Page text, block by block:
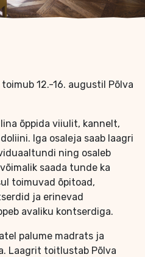
12.-16. augustil Põlva
õppida viiulit, kannelt,
Iga osaleja saab laagri
ning osaleb
saada tunde ka
toimuvad õpitoad,
ja erinevad
avaliku kontserdiga.
palume madrats ja
Laagrit toitlustab Põlva